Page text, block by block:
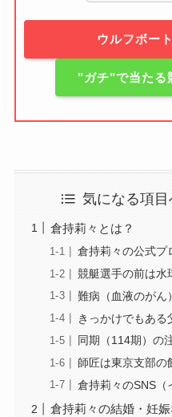
ウルフボー
"ガチ"で当たる
気になる項
倉持莉々とは？
倉持莉々の公式プ
競艇選手の前は水
難病（血液のがん
きっかけでもある
同期（114期）の
師匠は東京支部の
倉持莉々のSNS（
倉持莉々の結婚・妊